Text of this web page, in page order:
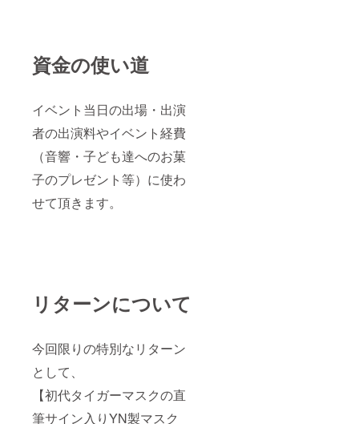
資金の使い道
イベント当日の出場・出演
者の出演料やイベント経費
（音響・子ども達へのお菓
子のプレゼント等）に使わ
せて頂きます。
リターンについて
今回限りの特別なリターン
として、
【初代タイガーマスクの直
筆サイン入りYN製マスク